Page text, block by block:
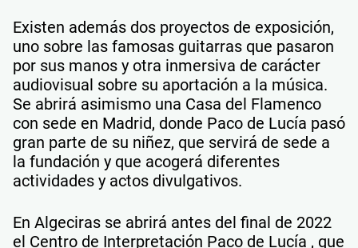
Existen además dos proyectos de exposición,
uno sobre las famosas guitarras que pasaron
por sus manos y otra inmersiva de carácter
audiovisual sobre su aportación a la música.
Se abrirá asimismo una Casa del Flamenco
con sede en Madrid, donde Paco de Lucía pasó
gran parte de su niñez, que servirá de sede a
la fundación y que acogerá diferentes
actividades y actos divulgativos.
En Algeciras se abrirá antes del final de 2022
el Centro de Interpretación Paco de Lucía , que